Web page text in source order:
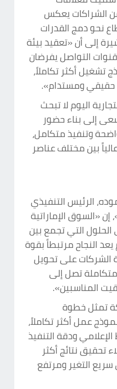
الشراكات يعكس
نحو دمج القدرات
إلى أن «تعقيد بيئة
التواصل يفرضان
تشغيل أكثر تكاملاً،
حقيقي ومستدام».
اليوم لا تبحث
إلى بناء حضور
وتنفيذ متكامل،
بين مختلف عناصر
الرئيس التنفيذي
«السوق الإماراتية
التي تجمع بين
يعد النجاح مرتبطاً بقوة
الشركات على تحويل
تصل إلى
المناسبين».
تمثل خطوة
عمل أكثر تكاملاً،
ودقة التنفيذ
تحقيق نتائج أكثر
التغير ومرتفع